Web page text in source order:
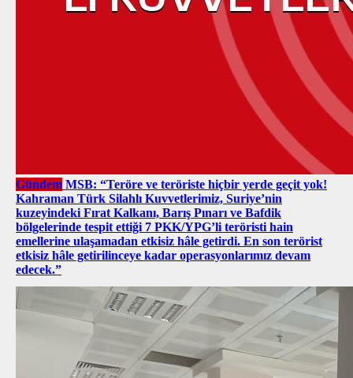
Gündem MSB: “Teröre ve teröriste hiçbir yerde geçit yok!
Kahraman Türk Silahlı Kuvvetlerimiz, Suriye’nin
kuzeyindeki Fırat Kalkanı, Barış Pınarı ve Bafdik
bölgelerinde tespit ettiği 7 PKK/YPG’li teröristi hain
emellerine ulaşamadan etkisiz hâle getirdi. En son terörist
etkisiz hâle getirilinceye kadar operasyonlarımız devam
edecek.”